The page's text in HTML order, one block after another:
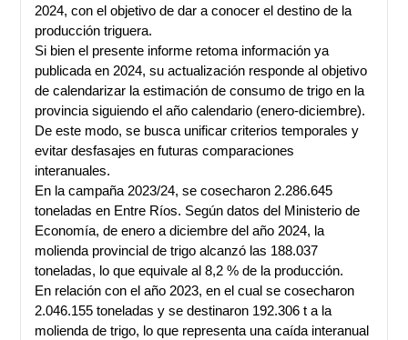
2024, con el objetivo de dar a conocer el destino de la
producción triguera.
Si bien el presente informe retoma información ya
publicada en 2024, su actualización responde al objetivo
de calendarizar la estimación de consumo de trigo en la
provincia siguiendo el año calendario (enero-diciembre).
De este modo, se busca unificar criterios temporales y
evitar desfasajes en futuras comparaciones
interanuales.
En la campaña 2023/24, se cosecharon 2.286.645
toneladas en Entre Ríos. Según datos del Ministerio de
Economía, de enero a diciembre del año 2024, la
molienda provincial de trigo alcanzó las 188.037
toneladas, lo que equivale al 8,2 % de la producción.
En relación con el año 2023, en el cual se cosecharon
2.046.155 toneladas y se destinaron 192.306 t a la
molienda de trigo, lo que representa una caída interanual